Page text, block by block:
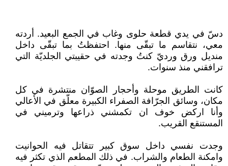
دسّ في يدي قطعة حلوى وغاب في الجمع البعيد. أردته
معي، نتقاسم ما تبقّى منها. احتفظتُ بما تبقّى داخل
منديل ورق ورديّ كنتُ وجدته في حقيبتي الجلديّة التي
ترافقني منذ سنوات.
كانت الطريق موحلة وأحجار الصوّان منتشرة في كل
مكان، وسائق الجرّافة الصفراء الكبيرة معلّق في الأعالي
وأنا اركض خوف ان تكمشني ذراعها وترميني في
المستنقع القريب.
وجدت نفسي داخل سوق كبير تتقاتل فيه الحوانيت
وامكنة الطعام والشراب. في ذلك المطعم الذي تكثر فيه